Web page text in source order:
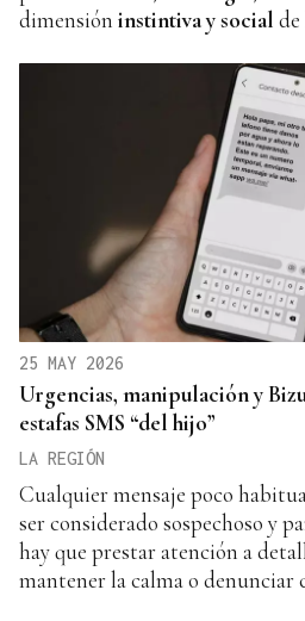
dimensión instintiva y social
25 MAY 2026
Urgencias, manipulación y
estafas SMS “del hijo”
LA REGIÓN
Cualquier mensaje poco
ser considerado sospechoso y
hay que prestar atención a
mantener la calma o denunciar